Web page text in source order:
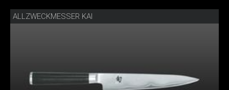
ALLZWECKMESSER KAI